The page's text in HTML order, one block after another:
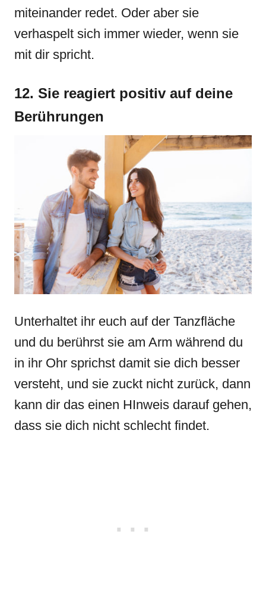
miteinander redet. Oder aber sie
verhaspelt sich immer wieder, wenn sie
mit dir spricht.
12. Sie reagiert positiv auf deine
Berührungen
Unterhaltet ihr euch auf der Tanzfläche
und du berührst sie am Arm während du
in ihr Ohr sprichst damit sie dich besser
versteht, und sie zuckt nicht zurück, dann
kann dir das einen HInweis darauf gehen,
dass sie dich nicht schlecht findet.